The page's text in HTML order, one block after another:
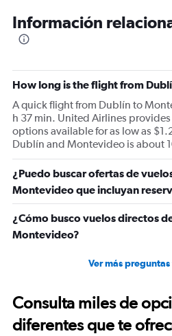
Información
How long is the flight from
A quick flight from Dublín to
h 37 min. United Airlines
options available for as low as
Dublín and Montevideo is about
¿Puedo buscar ofertas de
Montevideo que incluyan
¿Cómo busco vuelos directos
Montevideo?
Ver más
Consulta miles de
diferentes que te